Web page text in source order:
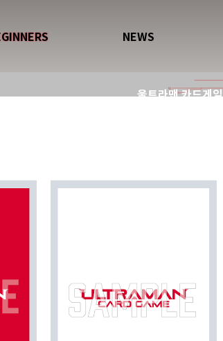
NEWS
울트라맨 카드게